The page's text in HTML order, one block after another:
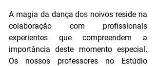
A magia da dança dos noivos reside na
colaboração com profissionais
experientes que compreendem a
importância deste momento especial.
Os nossos professores no Estúdio